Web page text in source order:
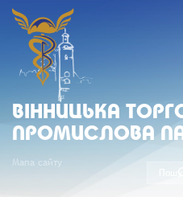
ВIННИЦЬКА
ПРОМИСЛОВА
Мапа сайту